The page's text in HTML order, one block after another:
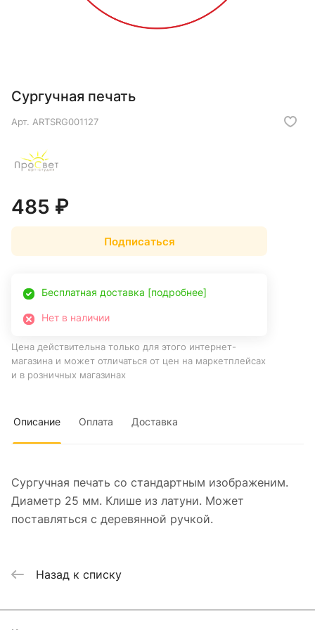
Сургучная печать
Арт. ARTSRG001127
485 ₽
Подписаться
Бесплатная доставка [подробнее]
Нет в наличии
Цена действительна только для этого интернет-
магазина и может отличаться от цен на маркетплейсах
и в розничных магазинах
Описание Оплата Доставка
Сургучная печать со стандартным изображеним.
Диаметр 25 мм. Клише из латуни. Может
поставляться с деревянной ручкой.
Назад к списку